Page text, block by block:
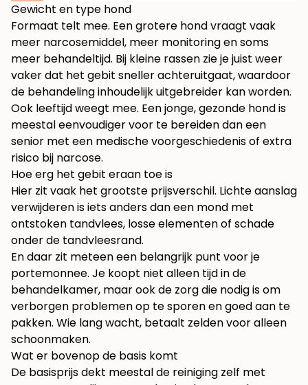
Gewicht en type hond
Formaat telt mee. Een grotere hond vraagt vaak
meer narcosemiddel, meer monitoring en soms
meer behandeltijd. Bij kleine rassen zie je juist weer
vaker dat het gebit sneller achteruitgaat, waardoor
de behandeling inhoudelijk uitgebreider kan worden.
Ook leeftijd weegt mee. Een jonge, gezonde hond is
meestal eenvoudiger voor te bereiden dan een
senior met een medische voorgeschiedenis of extra
risico bij narcose.
Hoe erg het gebit eraan toe is
Hier zit vaak het grootste prijsverschil. Lichte aanslag
verwijderen is iets anders dan een mond met
ontstoken tandvlees, losse elementen of schade
onder de tandvleesrand.
En daar zit meteen een belangrijk punt voor je
portemonnee. Je koopt niet alleen tijd in de
behandelkamer, maar ook de zorg die nodig is om
verborgen problemen op te sporen en goed aan te
pakken. Wie lang wacht, betaalt zelden voor alleen
schoonmaken.
Wat er bovenop de basis komt
De basisprijs dekt meestal de reiniging zelf met